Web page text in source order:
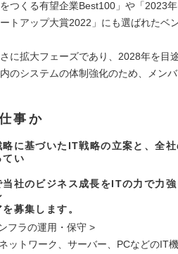
つくる有望企業Best100」や「2023
ートアップ大賞2022」にも選ばれたベ
に拡大フェーズであり、2028年を目
のシステムの体制強化のため、メンバ
事か
略に基づいたIT戦略の立案と、全
てい
当社のビジネス成長をITの力で力
募集します。
フラの運用・保守 >
ットワーク、サーバー、PCなどのIT